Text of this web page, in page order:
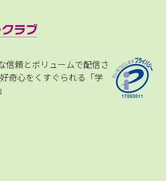
信頼とボリュームで配信さ
奇心をくすぐられる「学